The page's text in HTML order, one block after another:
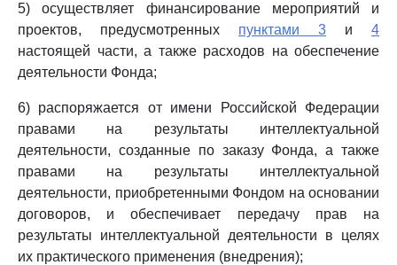
5) осуществляет финансирование мероприятий и
проектов, предусмотренных пунктами 3 и 4
настоящей части, а также расходов на обеспечение
деятельности Фонда;
6) распоряжается от имени Российской Федерации
правами на результаты интеллектуальной
деятельности, созданные по заказу Фонда, а также
правами на результаты интеллектуальной
деятельности, приобретенными Фондом на основании
договоров, и обеспечивает передачу прав на
результаты интеллектуальной деятельности в целях
их практического применения (внедрения);